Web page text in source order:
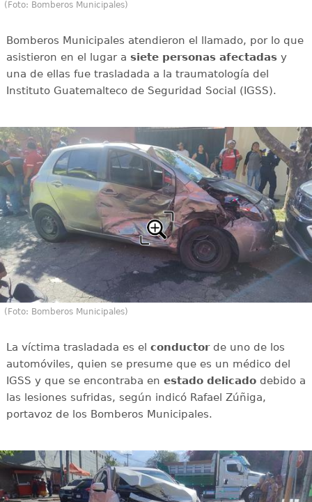
(Foto: Bomberos Municipales)
Bomberos Municipales atendieron el llamado, por lo que
asistieron en el lugar a siete personas afectadasy
una de ellas fue trasladada a la traumatología del
Instituto Guatemalteco de Seguridad Social (IGSS).
(Foto: Bomberos Municipales)
La víctima trasladada es el conductorde uno de los
automóviles, quien se presume que es un médico del
IGSS y que se encontraba en estado delicadodebido a
las lesiones sufridas, según indicó Rafael Zúñiga,
portavoz de los Bomberos Municipales.